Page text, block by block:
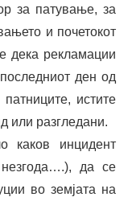
за патување, за
и почетокот
дека рекламации
ден од
истите
или разгледани.
каков инцидент
незгода….), да се
во земјата на